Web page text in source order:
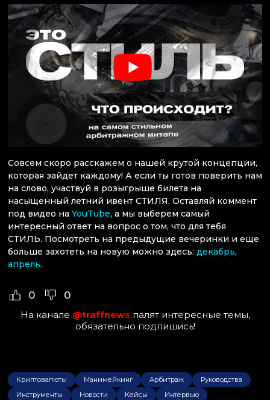
Совсем скоро расскажем о нашей крутой концепции,
которая зайдет каждому! А если ты готов поверить нам
на слово, участвуй в розыгрыше билета на
насыщенный летний ивент СТИЛЯ. Оставляй коммент
под видео на YouTube, а мы выберем самый
интересный ответ на вопрос о том, что для тебя
СТИЛЬ. Посмотреть на предыдущие вечеринки и еще
больше захотеть на новую можно здесь: декабрь,
апрель.
0 0
На канале @traffnews палят интересные темы,
обязательно подпишись!
Криптовалюты Манимейкинг Арбитраж
Руководства
Инструменты
Новости Кейсы
Интервью